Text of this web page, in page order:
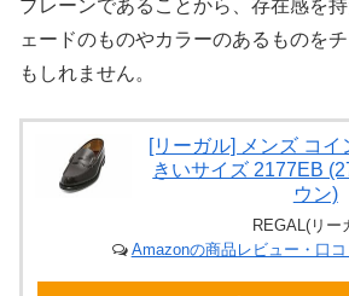
プレーンであることから、存在感を
ェードのものやカラーのあるものを
もしれません。
[リーガル] メンズ コ
きいサイズ 2177EB
ウン)
REGAL(リー
Amazonの商品レビュー・口